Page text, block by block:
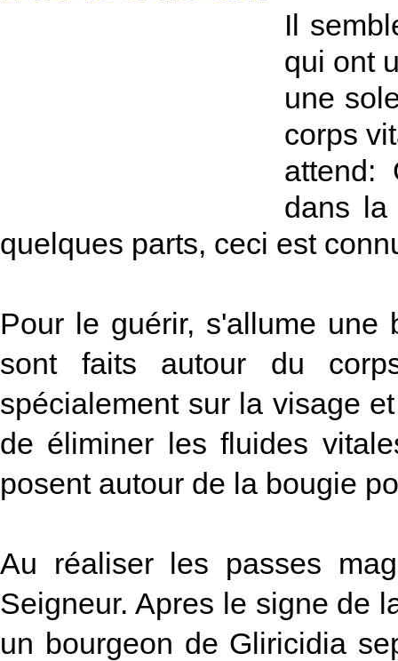
Il
qui ont
une
corps
attend:
dans la
quelques parts, ceci est
Pour le guérir, s'allume une
sont faits autour du
spécialement sur la visage
de éliminer les fluides
posent autour de la bougie
Au réaliser les passes
Seigneur. Apres le signe de
un bourgeon de Gliricidia